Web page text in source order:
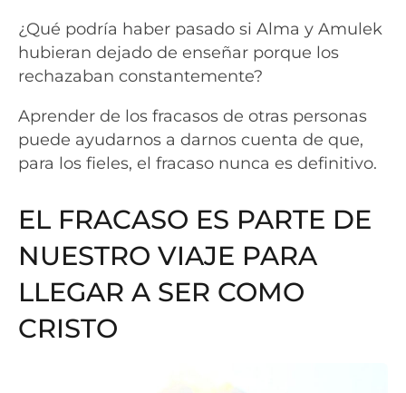
¿Qué podría haber pasado si Alma y Amulek
hubieran dejado de enseñar porque los
rechazaban constantemente?
Aprender de los fracasos de otras personas
puede ayudarnos a darnos cuenta de que,
para los fieles, el fracaso nunca es definitivo.
EL FRACASO ES PARTE DE
NUESTRO VIAJE PARA
LLEGAR A SER COMO
CRISTO